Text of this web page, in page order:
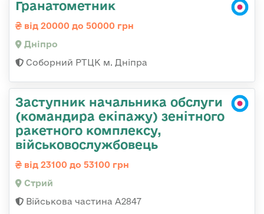
Гранатометник
від 20000 до 50000 грн
Дніпро
Соборний РТЦК м. Дніпра
Заступник начальника обслуги
(командира екіпажу) зенітного
ракетного комплексу,
військовослужбовець
від 23100 до 53100 грн
Стрий
Військова частина А2847